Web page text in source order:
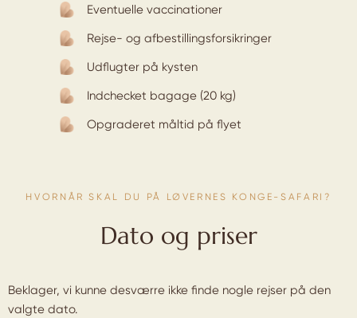
Eventuelle vaccinationer
Rejse- og afbestillingsforsikringer
Udflugter på kysten
Indchecket bagage (20 kg)
Opgraderet måltid på flyet
HVORNÅR SKAL DU PÅ LØVERNES KONGE-SAFARI?
Dato og priser
Beklager, vi kunne desværre ikke finde nogle rejser på den
valgte dato.